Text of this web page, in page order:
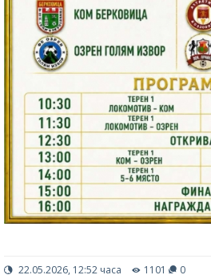
22.05.2026, 12:52 часа 1101 0